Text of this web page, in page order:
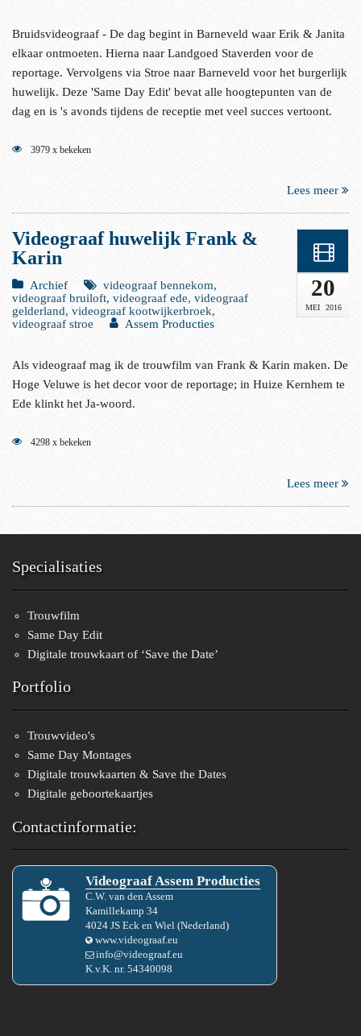
Bruidsvideograaf - De dag begint in Barneveld waar Erik & Janita
elkaar ontmoeten. Hierna naar Landgoed Staverden voor de
reportage. Vervolgens via Stroe naar Barneveld voor het burgerlijk
huwelijk. Deze 'Same Day Edit' bevat alle hoogtepunten van de
dag en is 's avonds tijdens de receptie met veel succes vertoont.
Lees meer
3979 x bekeken
Videograaf huwelijk Frank &
Karin
Archief
videograaf bennekom,
videograaf bruiloft, videograaf ede, videograaf
gelderland, videograaf kootwijkerbroek,
videograaf stroe
Assem Producties
20
MEI 2016
Als videograaf mag ik de trouwfilm van Frank & Karin maken. De
Hoge Veluwe is het decor voor de reportage; in Huize Kernhem te
Ede klinkt het Ja-woord.
Lees meer
4298 x bekeken
Specialisaties
Trouwfilm
Same Day Edit
Digitale trouwkaart of ‘Save the Date’
Portfolio
Trouwvideo's
Same Day Montages
Digitale trouwkaarten & Save the Dates
Digitale geboortekaartjes
Contactinformatie:
Videograaf Assem Producties
C.W. van den Assem
Kamillekamp 34
4024 JS Eck en Wiel (Nederland)
www.videograaf.eu
info@videograaf.eu
K.v.K. nr. 54340098